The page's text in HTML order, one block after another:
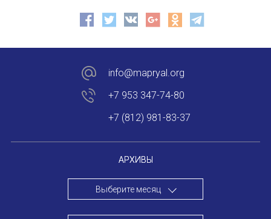
info@mapryal.org
АРХИВЫ
Выберите месяц
info@mapryal.org
+7 953 347-74-80
+7 (812) 981-83-37